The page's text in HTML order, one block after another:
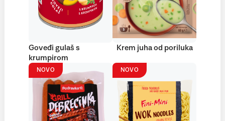
Goveđi gulaš s
krumpirom
Krem juha od poriluka
NOVO NOVO